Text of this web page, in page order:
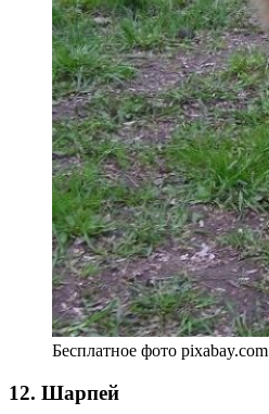
Бесплатное фото pixabay.com
12. Шарпей